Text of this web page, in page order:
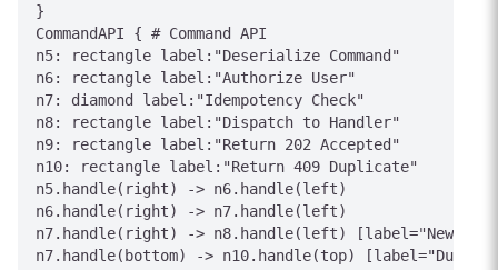
}
CommandAPI { # Command API
n5: rectangle label:"Deserialize Command"
n6: rectangle label:"Authorize User"
n7: diamond label:"Idempotency Check"
n8: rectangle label:"Dispatch to Handler"
n9: rectangle label:"Return 202 Accepted"
n10: rectangle label:"Return 409 Duplicate"
n5.handle(right) -> n6.handle(left)
n6.handle(right) -> n7.handle(left)
n7.handle(right) -> n8.handle(left) [label="New"]
n7.handle(bottom) -> n10.handle(top)